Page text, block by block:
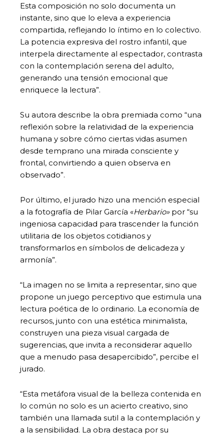
Esta composición no solo documenta un
instante, sino que lo eleva a experiencia
compartida, reflejando lo íntimo en lo colectivo.
La potencia expresiva del rostro infantil, que
interpela directamente al espectador, contrasta
con la contemplación serena del adulto,
generando una tensión emocional que
enriquece la lectura”.
Su autora describe la obra premiada como “una
reflexión sobre la relatividad de la experiencia
humana y sobre cómo ciertas vidas asumen
desde temprano una mirada consciente y
frontal, convirtiendo a quien observa en
observado”.
Por último, el jurado hizo una mención especial
a la fotografía de Pilar García «Herbario» por “su
ingeniosa capacidad para trascender la función
utilitaria de los objetos cotidianos y
transformarlos en símbolos de delicadeza y
armonía”.
“La imagen no se limita a representar, sino que
propone un juego perceptivo que estimula una
lectura poética de lo ordinario. La economía de
recursos, junto con una estética minimalista,
construyen una pieza visual cargada de
sugerencias, que invita a reconsiderar aquello
que a menudo pasa desapercibido”, percibe el
jurado.
“Esta metáfora visual de la belleza contenida en
lo común no solo es un acierto creativo, sino
también una llamada sutil a la contemplación y
a la sensibilidad. La obra destaca por su